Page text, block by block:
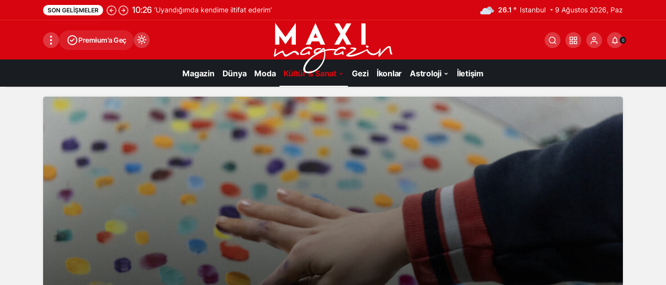
SON GELIŞMELER 10:12 ‘Şöhretin Anlamı Artık Farklı’ 26.1 ° Istanbul 9 Ağustos 2026, Paz
Premium'a Geç
Gündüz Modu
Gece modunu seçin.
Sistem Modu
Sistem modunu seçin.
0
Magazin Dünya Moda Kültür & Sanat Gezi İkonlar Astroloji İletişim